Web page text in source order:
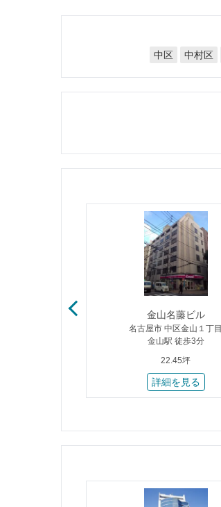
中区 中村区
金山名藤ビル
名古屋市 中区金山１丁目
金山駅 徒歩3分
22.45坪
詳細を見る